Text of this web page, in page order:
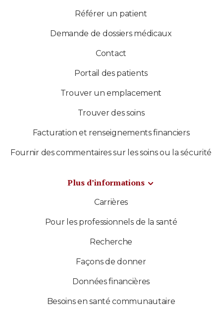
Référer un patient
Demande de dossiers médicaux
Contact
Portail des patients
Trouver un emplacement
Trouver des soins
Facturation et renseignements financiers
Fournir des commentaires sur les soins ou la sécurité
Plus d’informations
Carrières
Pour les professionnels de la santé
Recherche
Façons de donner
Données financières
Besoins en santé communautaire